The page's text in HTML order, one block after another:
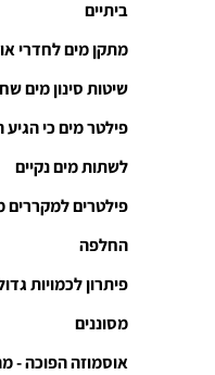
ביתיים
מתקן מים לחדרי
שיטות סינון מים
פילטר מים כי הגיע
לשתות מים נקיים
פילטרים למקררים
החלפה
פיתרון לכמויות
מסוננים
אוסמוזה הפוכה -